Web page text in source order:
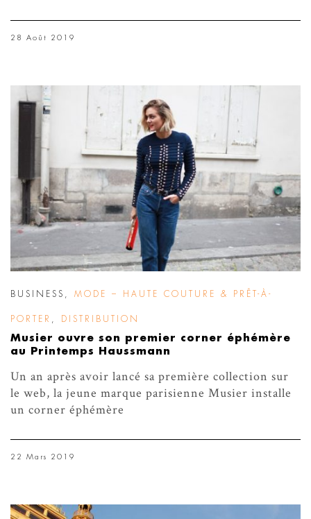
28 Août 2019
BUSINESS , MODE – HAUTE COUTURE & PRÊT-À-
PORTER , DISTRIBUTION
Musier ouvre son premier corner éphémère
au Printemps Haussmann
Un an après avoir lancé sa première collection sur
le web, la jeune marque parisienne Musier installe
un corner éphémère
22 Mars 2019